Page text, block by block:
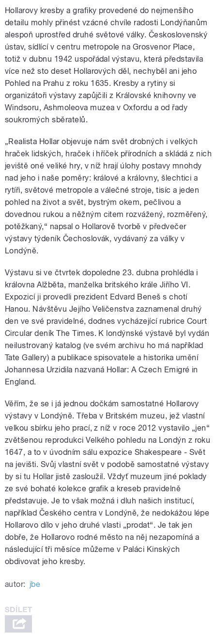
Hollarovy kresby a grafiky provedené do nejmenšího
detailu mohly přinést vzácné chvíle radosti Londýňanům
alespoň uprostřed druhé světové války. Československý
ústav, sídlící v centru metropole na Grosvenor Place,
totiž v dubnu 1942 uspořádal výstavu, která představila
více než sto deset Hollarových děl, nechyběl ani jeho
Pohled na Prahu z roku 1635. Kresby a rytiny si
organizátoři výstavy zapůjčili z Královské knihovny ve
Windsoru, Ashmoleova muzea v Oxfordu a od řady
soukromých sběratelů.
„Realista Hollar objevuje nám svět drobných i velkých
hraček lidských, hraček i hříček přírodních a skládá z nich
jeviště oné veliké hry, v níž hrají úlohy postavy mnohdy
nad jeho i naše poměry: králové a královny, šlechtici a
rytíři, světové metropole a válečné stroje, tisíc a jeden
pohled na život a svět, bystrým okem, pečlivou a
dovednou rukou a něžným citem rozvážený, rozměřený,
potěžkaný,“ napsal o Hollarově tvorbě v předvečer
výstavy týdeník Čechoslovák, vydávaný za války v
Londýně.
Výstavu si ve čtvrtek dopoledne 23. dubna prohlédla i
královna Alžběta, manželka britského krále Jiřího VI.
Expozicí ji provedli prezident Edvard Beneš s chotí
Hanou. Návštěvu Jejího Veličenstva zaznamenal druhý
den ve své pravidelné, dodnes vycházející rubrice Court
Circular deník The Times. K londýnské výstavě byl vydán
neilustrovaný katalog (ve svém archivu ho má například
Tate Gallery) a publikace spisovatele a historika umění
Johannesa Urzidila nazvaná Hollar: A Czech Emigré in
England.
Věřím, že se i já jednou dočkám samostatné Hollarovy
výstavy v Londýně. Třeba v Britském muzeu, jež vlastní
velkou sbírku jeho prací, z níž v roce 2012 vystavilo „jen“
zvětšenou reprodukci Velkého pohledu na Londýn z roku
1647, a to v úvodním sálu expozice Shakespeare - Svět
na jevišti. Svůj vlastní svět v podobě samostatné výstavy
by si tu Hollar jistě zasloužil. Vždyť muzeum jiné poklady
ze své bohaté kolekce grafik a kreseb pravidelně
představuje. Je to však možná i dluh našich institucí,
například Českého centra v Londýně, že nedokážou lépe
Hollarovo dílo v jeho druhé vlasti „prodat“. Je tak jen
dobře, že Hollarovo rodné město na něj nezapomíná a
následující tři měsíce můžeme v Paláci Kinských
obdivovat jeho kresby.
autor: jbe